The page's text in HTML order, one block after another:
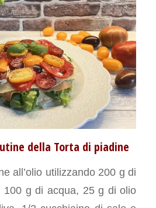
della Torta di piadine
all’olio utilizzando 200 g di
100 g di acqua, 25 g di olio